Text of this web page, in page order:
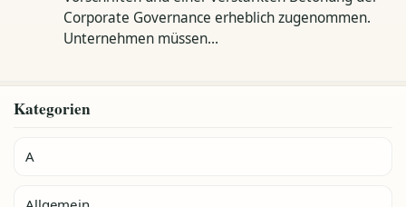
Corporate Governance erheblich zugenommen.
Unternehmen müssen…
Kategorien
A